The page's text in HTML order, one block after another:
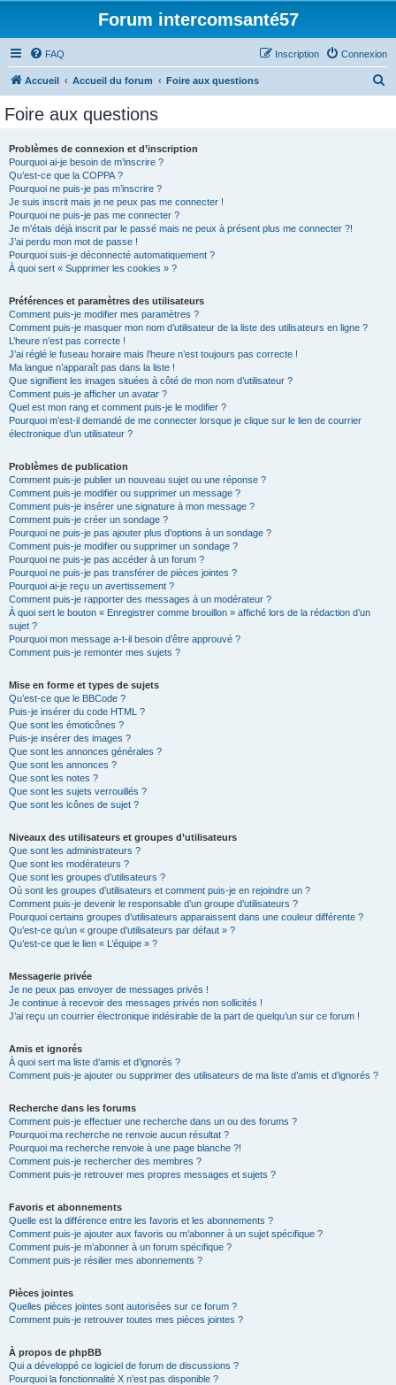
Forum intercomsanté57
FAQ Connexion
Inscription
Accueil Accueil du forum Foire aux questions
Foire aux questions
Problèmes de connexion et d’inscription
Pourquoi ai-je besoin de m’inscrire ?
Qu’est-ce que la COPPA ?
Pourquoi ne puis-je pas m’inscrire ?
Je suis inscrit mais je ne peux pas me connecter !
Pourquoi ne puis-je pas me connecter ?
Je m’étais déjà inscrit par le passé mais ne peux à présent plus me connecter ?!
J’ai perdu mon mot de passe !
Pourquoi suis-je déconnecté automatiquement ?
À quoi sert « Supprimer les cookies » ?
Préférences et paramètres des utilisateurs
Comment puis-je modifier mes paramètres ?
Comment puis-je masquer mon nom d’utilisateur de la liste des utilisateurs en ligne ?
L’heure n’est pas correcte !
J’ai réglé le fuseau horaire mais l’heure n’est toujours pas correcte !
Ma langue n’apparaît pas dans la liste !
Que signifient les images situées à côté de mon nom d’utilisateur ?
Comment puis-je afficher un avatar ?
Quel est mon rang et comment puis-je le modifier ?
Pourquoi m’est-il demandé de me connecter lorsque je clique sur le lien de courrier
électronique d’un utilisateur ?
Problèmes de publication
Comment puis-je publier un nouveau sujet ou une réponse ?
Comment puis-je modifier ou supprimer un message ?
Comment puis-je insérer une signature à mon message ?
Comment puis-je créer un sondage ?
Pourquoi ne puis-je pas ajouter plus d’options à un sondage ?
Comment puis-je modifier ou supprimer un sondage ?
Pourquoi ne puis-je pas accéder à un forum ?
Pourquoi ne puis-je pas transférer de pièces jointes ?
Pourquoi ai-je reçu un avertissement ?
Comment puis-je rapporter des messages à un modérateur ?
À quoi sert le bouton « Enregistrer comme brouillon » affiché lors de la rédaction d’un
sujet ?
Pourquoi mon message a-t-il besoin d’être approuvé ?
Comment puis-je remonter mes sujets ?
Mise en forme et types de sujets
Qu’est-ce que le BBCode ?
Puis-je insérer du code HTML ?
Que sont les émoticônes ?
Puis-je insérer des images ?
Que sont les annonces générales ?
Que sont les annonces ?
Que sont les notes ?
Que sont les sujets verrouillés ?
Que sont les icônes de sujet ?
Niveaux des utilisateurs et groupes d’utilisateurs
Que sont les administrateurs ?
Que sont les modérateurs ?
Que sont les groupes d’utilisateurs ?
Où sont les groupes d’utilisateurs et comment puis-je en rejoindre un ?
Comment puis-je devenir le responsable d’un groupe d’utilisateurs ?
Pourquoi certains groupes d’utilisateurs apparaissent dans une couleur différente ?
Qu’est-ce qu’un « groupe d’utilisateurs par défaut » ?
Qu’est-ce que le lien « L’équipe » ?
Messagerie privée
Je ne peux pas envoyer de messages privés !
Je continue à recevoir des messages privés non sollicités !
J’ai reçu un courrier électronique indésirable de la part de quelqu’un sur ce forum !
Amis et ignorés
À quoi sert ma liste d’amis et d’ignorés ?
Comment puis-je ajouter ou supprimer des utilisateurs de ma liste d’amis et d’ignorés ?
Recherche dans les forums
Comment puis-je effectuer une recherche dans un ou des forums ?
Pourquoi ma recherche ne renvoie aucun résultat ?
Pourquoi ma recherche renvoie à une page blanche ?!
Comment puis-je rechercher des membres ?
Comment puis-je retrouver mes propres messages et sujets ?
Favoris et abonnements
Quelle est la différence entre les favoris et les abonnements ?
Comment puis-je ajouter aux favoris ou m’abonner à un sujet spécifique ?
Comment puis-je m’abonner à un forum spécifique ?
Comment puis-je résilier mes abonnements ?
Pièces jointes
Quelles pièces jointes sont autorisées sur ce forum ?
Comment puis-je retrouver toutes mes pièces jointes ?
À propos de phpBB
Qui a développé ce logiciel de forum de discussions ?
Pourquoi la fonctionnalité X n’est pas disponible ?